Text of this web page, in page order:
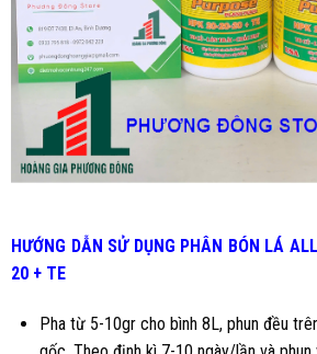
HƯỚNG DẪN SỬ DỤNG PHÂN BÓN LÁ
20 + TE
Pha từ 5-10gr cho bình 8L, phun đều